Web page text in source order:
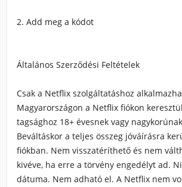
2. Add meg a kódot
Általános Szerződési Feltételek
Csak a Netflix szolgáltatáshoz
Magyarországon a Netflix fiókon
tagsághoz 18+ évesnek vagy
Beváltáskor a teljes összeg jóváírásra
fiókban. Nem visszatéríthető és nem
kivéve, ha erre a törvény engedélyt ad.
dátuma. Nem adható el. A Netflix nem